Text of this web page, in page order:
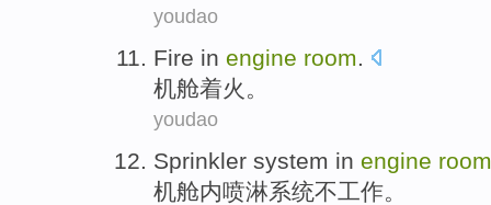
youdao
Fire in engine room.
机舱着火 。
youdao
Sprinkler system in engine room
机舱内喷淋系统不工作。